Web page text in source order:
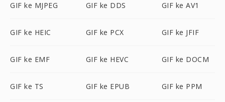
GIF ke MJPEG GIF ke DDS GIF ke AV1
GIF ke HEIC GIF ke PCX GIF ke JFIF
GIF ke EMF GIF ke HEVC GIF ke DOCM
GIF ke TS GIF ke EPUB GIF ke PPM